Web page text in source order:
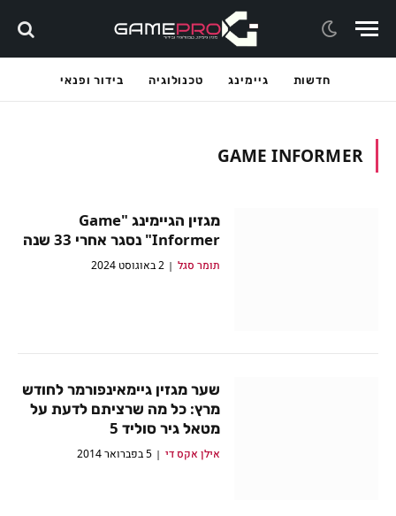
חדשות גיימינג טכנולוגיה בידור ופנאי
GAME INFORMER
מגזין הגיימינג "Game
Informer" נסגר אחרי 33 שנה
תומר סגל 2 באוגוסט 2024
שער מגזין גיימאינפורמר לחודש
מרץ: כל מה שרציתם לדעת על
מטאל גיר סוליד 5
אילן אקס די 5 בפברואר 2014